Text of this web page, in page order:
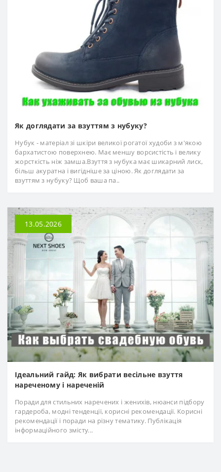
Як доглядати за взуттям з нубуку?
Нубук - матеріал зі шкіри великої рогатої худоби з м'якою
бархатистою поверхнею. Має меншу ворсистість і велику
жорсткість ніж замша.Взуття з нубука має шикарний лиск,
більш акуратна і вигідніше за ціною. Як доглядати за
взуттям з нубуку? Щоб ваша па..
13.05.2026
Ідеальний гайд: Як вибрати весільне взуття
нареченому і нареченій
Поради для стильних наречених і женихів, нюанси підбору
гардероба, модні тенденції, корисні рекомендації. Корисні
рекомендації і поради на різну тематику. Публікація
інформаційного змісту...